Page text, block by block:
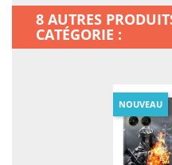
G67 / G77 / G87 sans
sécurité qu'il mérite !
8 AUTRES
CATÉGORIE :
NOUVEAU